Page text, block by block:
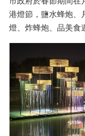
港燈節，鹽水蜂炮、
燈、炸蜂炮、品美食